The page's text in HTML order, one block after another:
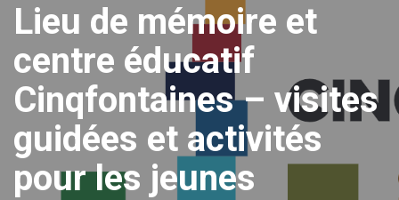
Lieu de mémoire et
centre éducatif
Cinqfontaines – visites
guidées et activités
pour les jeunes